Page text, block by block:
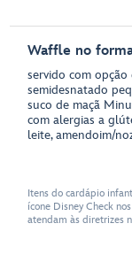
Waffle no
servido com
semidesnatado
suco de maçã
com alergias a
leite, amendoim/
Itens do cardápio
ícone Disney Check
atendam às diretrizes